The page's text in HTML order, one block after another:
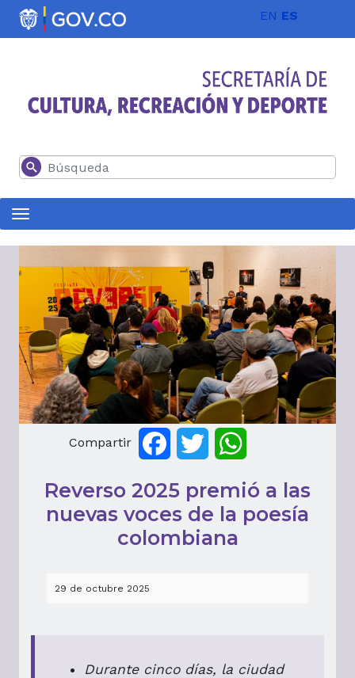
Pasar al contenido principal EN ES
Buscar
Compartir FacebookTwitter
Reverso 2025 premió a las
nuevas voces de la poesía
colombiana
29 de octubre 2025
Durante cinco días, la ciudad